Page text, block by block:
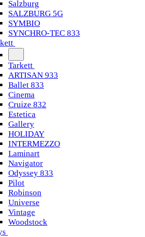
Salzburg
SALZBURG 5G
SYMBIO
SYNCHRO-TEC 833
Tarkett
ARTISAN 933
Ballet 833
Cinema
Cruize 832
Estetica
Gallery
HOLIDAY
INTERMEZZO
Laminart
Navigator
Odyssey 833
Pilot
Robinson
Universe
Vintage
Woodstock